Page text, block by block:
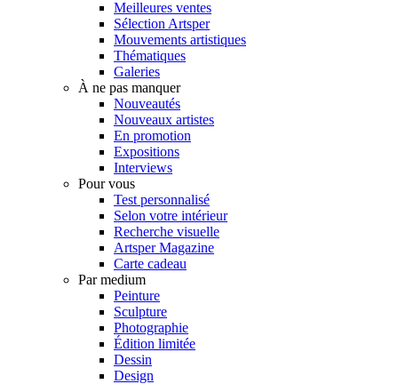
Meilleures ventes
Sélection Artsper
Mouvements artistiques
Thématiques
Galeries
À ne pas manquer
Nouveautés
Nouveaux artistes
En promotion
Expositions
Interviews
Pour vous
Test personnalisé
Selon votre intérieur
Recherche visuelle
Artsper Magazine
Carte cadeau
Par medium
Peinture
Sculpture
Photographie
Édition limitée
Dessin
Design